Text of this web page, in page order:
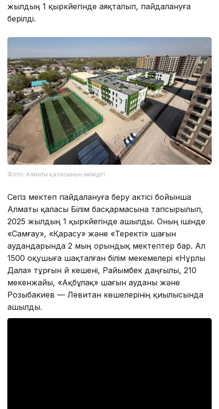
жылдың 1 қыркүйегінде аяқталып, пайдалануға
берілді.
Фото: Алматы қаласының әкімдігі
Сегіз мектеп пайдалануға беру актісі бойынша
Алматы қаласы Білім басқармасына тапсырылып,
2025 жылдың 1 қыркүйегінде ашылды. Оның ішінде
«Самғау», «Қарасу» және «Теректі» шағын
аудандарында 2 мың орындық мектептер бар. Ал
1500 оқушыға шақталған білім мекемелері «Нұрлы
Дала» тұрғын үй кешені, Райымбек даңғылы, 210
мекенжайы, «Ақбұлақ» шағын ауданы және
Розыбакиев — Левитан көшелерінің қиылысында
ашылды.